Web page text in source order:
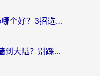
海外党必看：云极和Kuyo哪个好？3招选对回国加速器，无缝刷国内资源
海外党必看：免费vpn翻墙到大陆？别踩坑！教你选对回国加速器无缝追剧玩游戏